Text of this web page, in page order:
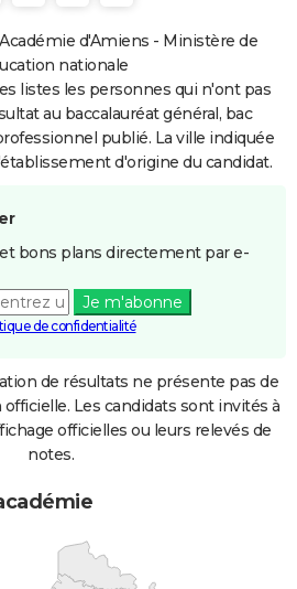
d'Amiens - Ministère de
nationale
listes les personnes qui n'ont pas
au baccalauréat général, bac
publié. La ville indiquée
d'origine du candidat.
bons plans directement par e-
Je m'abonne
de confidentialité
de résultats ne présente pas de
Les candidats sont invités à
officielles ou leurs relevés de
notes.